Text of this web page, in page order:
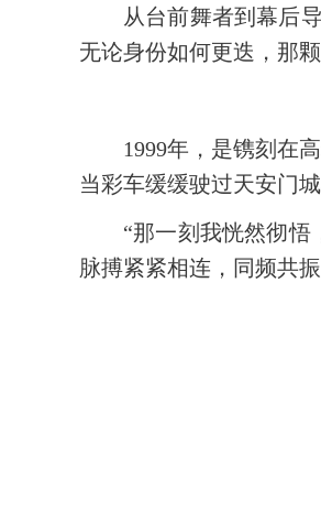
从台前舞者到幕后
无论身份如何更迭，那
1999年，是镌刻在
当彩车缓缓驶过天安门
“那一刻我恍然彻
脉搏紧紧相连，同频共